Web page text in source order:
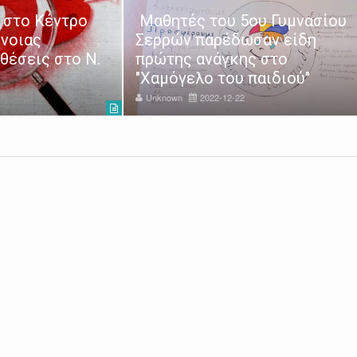
Κέντρο
στο Ν.
Μαθητές του 5ου Γυμνασίου
Σερρών παρέδωσαν είδη
πρώτης ανάγκης στο
"Χαμόγελο του παιδιού"
Unknown 2022-12-22